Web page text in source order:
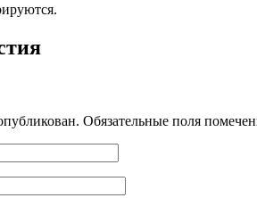
Обязательные поля